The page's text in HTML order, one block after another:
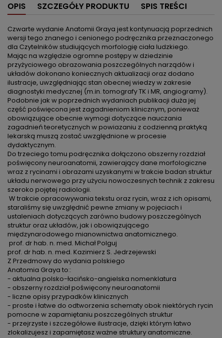
OPIS SZCZEGÓŁY PRODUKTU SPIS TREŚCI
Czwarte wydanie Anatomii Graya jest kontynuacją poprzednich
wersji tego znanego i cenionego podręcznika przeznaczonego
dla Czytelników studiujących morfologię ciała ludzkiego.
Mając na względzie ogromne postępy w dziedzinie
przyżyciowego obrazowania poszczególnych narządów i
układów dokonano koniecznych aktualizacji oraz dodano
ilustracje, uwzględniając stan obecnej wiedzy w zakresie
diagnostyki medycznej (m.in. tomografy TK i MR, angiogramy).
Podobnie jak w poprzednich wydaniach publikacji duża jej
część poświęcona jest zagadnieniom klinicznym, ponieważ
obowiązujące obecnie wymogi dotyczące nauczania
zagadnień teoretycznych w powiazaniu z codzienną praktyką
lekarską muszą zostać uwzględnione w procesie
dydaktycznym.
Do trzeciego tomu podręcznika dołączono obszerny rozdział
poświęcony neuroanatomii, zawierający dane morfologiczne
wraz z rycinami i obrazami uzyskanymi w trakcie badan struktur
układu nerwowego przy użyciu nowoczesnych technik z zakresu
szeroko pojętej radiologii.
W trakcie opracowywania tekstu oraz rycin, wraz z ich opisami,
staraliśmy się uwzględnić pewne zmiany w pojęciach i
ustaleniach dotyczących zarówno budowy poszczególnych
struktur oraz układów, jak i obowiązującego
międzynarodowego mianownictwa anatomicznego.
prof. dr hab. n. med. Michał Polguj
prof. dr hab. n. med. Kazimierz S. Jedrzejewski
Z Przedmowy do wydania polskiego
Anatomia Graya to::
- aktualna polsko-łacińsko-angielska nomenklatura
- obszerny rozdział poświęcony neuroanatomii
- liczne opisy przypadków klinicznych
- proste i łatwe do odtworzenia schematy obok niektórych rycin
pomocne w zapamiętaniu poszczególnych struktur
- przejrzyste i szczegółowe ilustracje, dzięki którym łatwo
zlokalizujesz i zapamiętasz ważne struktury anatomiczne.